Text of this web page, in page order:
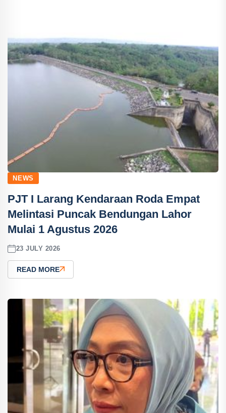
NEWS
PJT I Larang Kendaraan Roda Empat
Melintasi Puncak Bendungan Lahor
Mulai 1 Agustus 2026
23 JULY 2026
READ MORE